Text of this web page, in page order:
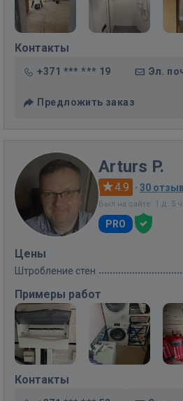
Контакты
+371 *** *** 19 Эл.
Предложить заказ
Arturs P.
4.9 · 30
Был на сайте: 1 д. 5
PRO
Цены
Штробление стен
Примеры работ
Контакты